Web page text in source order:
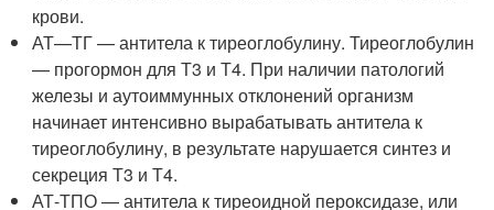
крови.
АТ—ТГ — антитела к тиреоглобулину. Тиреоглобулин
— прогормон для Т3 и Т4. При наличии патологий
железы и аутоиммунных отклонений организм
начинает интенсивно вырабатывать антитела к
тиреоглобулину, в результате нарушается синтез и
секреция Т3 и Т4.
АТ-ТПО — антитела к тиреоидной пероксидазе, или